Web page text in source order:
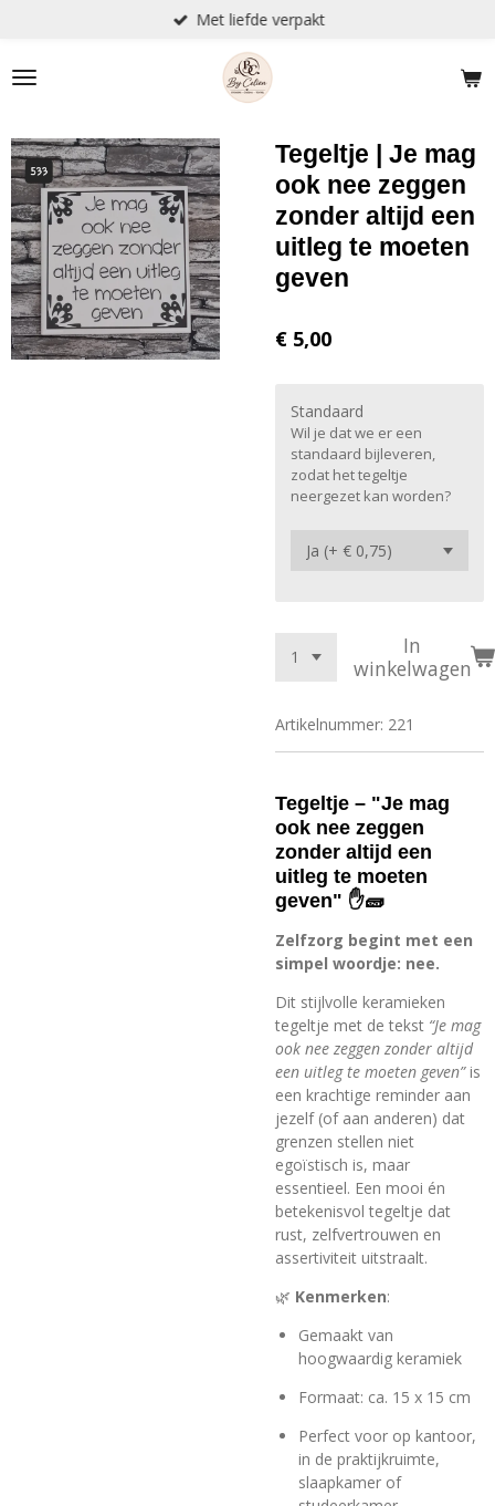
naar
de
Met liefde verpakt
Tegeltje | Je mag
ook nee zeggen
zonder altijd een
uitleg te moeten
geven
€ 5,00
Standaard
Wil je dat we er een
standaard bijleveren,
zodat het tegeltje
neergezet kan worden?
In
winkelwagen
Artikelnummer: 221
Tegeltje – "Je mag
ook nee zeggen
zonder altijd een
uitleg te moeten
geven" ✋🧱
Zelfzorg begint met een
simpel woordje: nee.
Dit stijlvolle keramieken
tegeltje met de tekst “Je mag
ook nee zeggen zonder altijd
een uitleg te moeten geven”is
een krachtige reminder aan
jezelf (of aan anderen) dat
grenzen stellen niet
egoïstisch is, maar
essentieel. Een mooi én
betekenisvol tegeltje dat
rust, zelfvertrouwen en
assertiviteit uitstraalt.
🌿 Kenmerken:
Gemaakt van
hoogwaardig keramiek
Formaat: ca. 15 x 15 cm
Perfect voor op kantoor,
in de praktijkruimte,
slaapkamer of